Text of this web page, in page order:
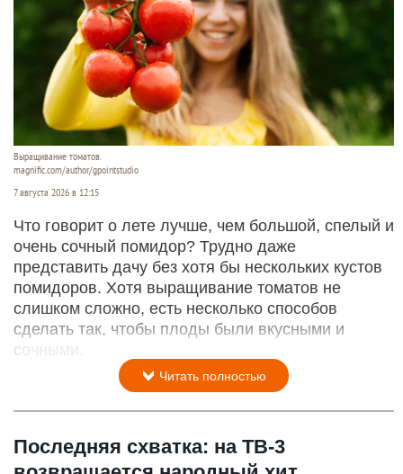
Выращивание томатов.
magnific.com/author/gpointstudio
7 августа 2026 в 12:15
Что говорит о лете лучше, чем большой, спелый и
очень сочный помидор? Трудно даже
представить дачу без хотя бы нескольких кустов
помидоров. Хотя выращивание томатов не
слишком сложно, есть несколько способов
сделать так, чтобы плоды были вкусными и
сочными.
Читать полностью
Последняя схватка: на ТВ-3